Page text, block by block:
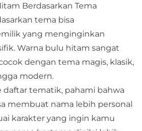
Berdasarkan Tema
tema bisa
yang menginginkan
Warna bulu hitam sangat
dengan tema magis, klasik,
modern.
daftar tematik, pahami bahwa
membuat nama lebih personal
karakter yang ingin kamu